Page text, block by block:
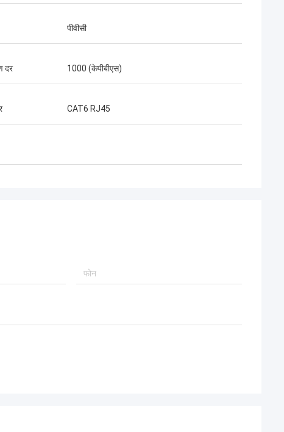
पीवीसी
दर 1000 (केपीबीएस)
CAT6 RJ45